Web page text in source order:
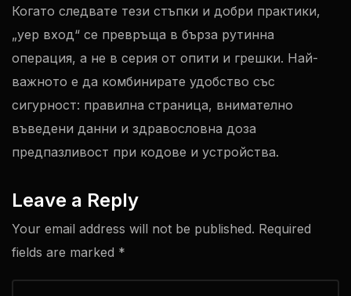
Когато следвате тези стъпки и добри практики,
„yep вход“ се превръща в бърза рутинна
операция, а не в серия от опити и грешки. Най-
важното е да комбинирате удобство със
сигурност: правилна страница, внимателно
въведени данни и здравословна доза
предпазливост при кодове и устройства.
Leave a Reply
Your email address will not be published. Required
fields are marked *